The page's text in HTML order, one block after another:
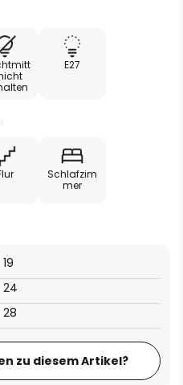
E27
Schlafzim
mer
24
19
28
zu diesem Artikel?